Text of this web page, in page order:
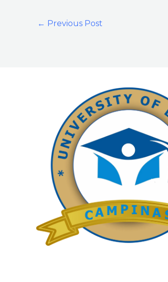
← Previous Post